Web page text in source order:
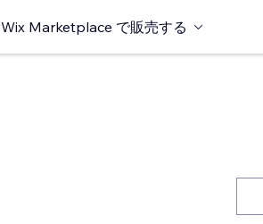
Wix Marketplace で販売する